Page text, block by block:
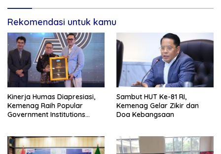
Rekomendasi untuk kamu
Kinerja Humas Diapresiasi,
Kemenag Raih Popular
Government Institutions
Sambut HUT Ke-81 RI,
Kemenag Gelar Zikir dan
Doa Kebangsaan